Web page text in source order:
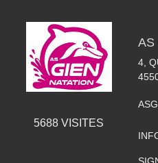
5688 VISITES
AS
4,